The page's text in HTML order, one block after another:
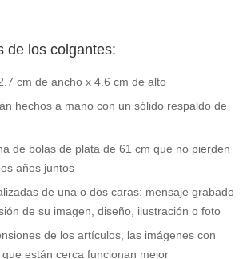
de los colgantes:
cm de ancho x 4.6 cm de alto
hechos a mano con un sólido respaldo de
de bolas de plata de 61 cm que no pierden
años juntos
de una o dos caras: mensaje grabado
de su imagen, diseño, ilustración o foto
de los artículos, las imágenes con
están cerca funcionan mejor